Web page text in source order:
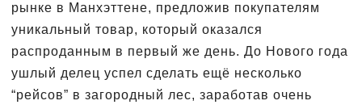
рынке в Манхэттене, предложив покупателям
уникальный товар, который оказался
распроданным в первый же день. До Нового года
ушлый делец успел сделать ещё несколько
“рейсов” в загородный лес, заработав очень